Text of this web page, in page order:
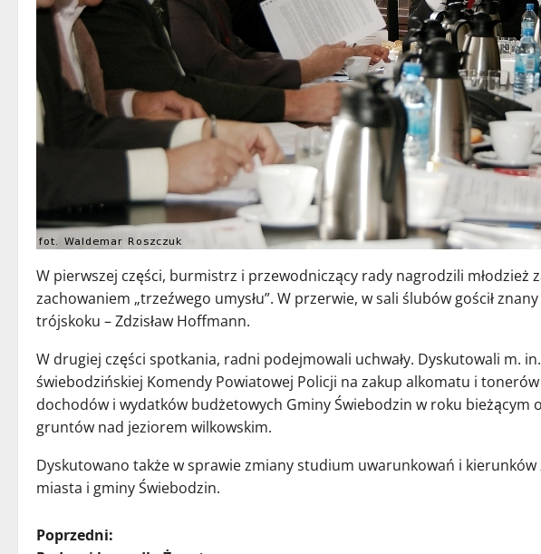
W pierwszej części, burmistrz i przewodniczący rady nagrodzili młodzież
zachowaniem „trzeźwego umysłu”. W przerwie, w sali ślubów gościł
trójskoku – Zdzisław Hoffmann.
W drugiej części spotkania, radni podejmowali uchwały. Dyskutowali m.
świebodzińskiej Komendy Powiatowej Policji na zakup alkomatu i
dochodów i wydatków budżetowych Gminy Świebodzin w roku bieżącym
gruntów nad jeziorem wilkowskim.
Dyskutowano także w sprawie zmiany studium uwarunkowań i
miasta i gminy Świebodzin.
Z
Poprzedni: